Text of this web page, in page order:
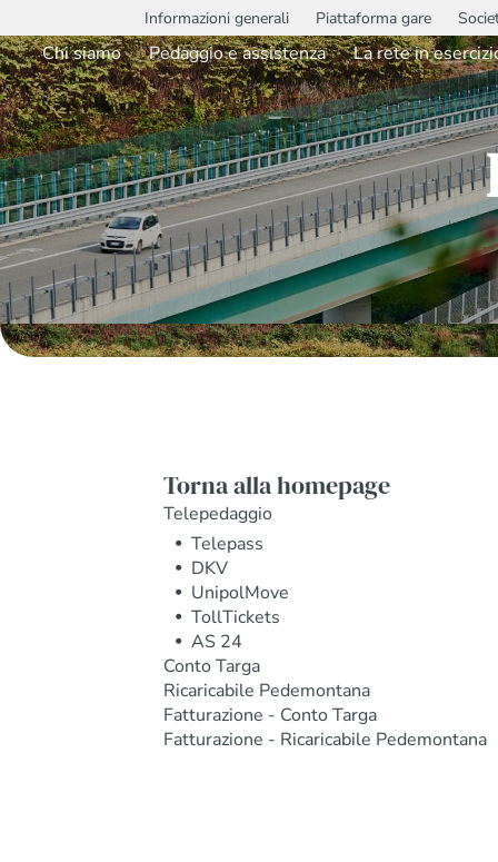
Informazioni generali Piattaforma gare
Chi siamo Pedaggio e assistenza La rete in
Torna alla homepage
Telepedaggio
Telepass
DKV
UnipolMove
TollTickets
AS 24
Conto Targa
Ricaricabile Pedemontana
Fatturazione - Conto Targa
Fatturazione - Ricaricabile Pedemontana